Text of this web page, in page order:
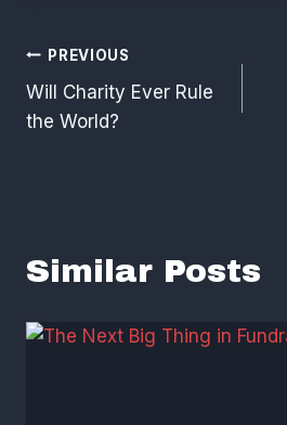
Post
Navigation
PREVIOUS
Will Charity Ever Rule
the World?
Similar Posts